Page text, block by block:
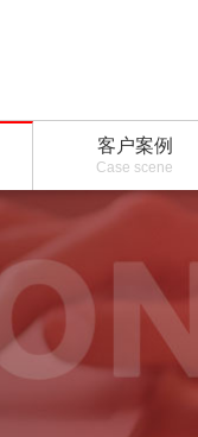
客户案例
Case scene